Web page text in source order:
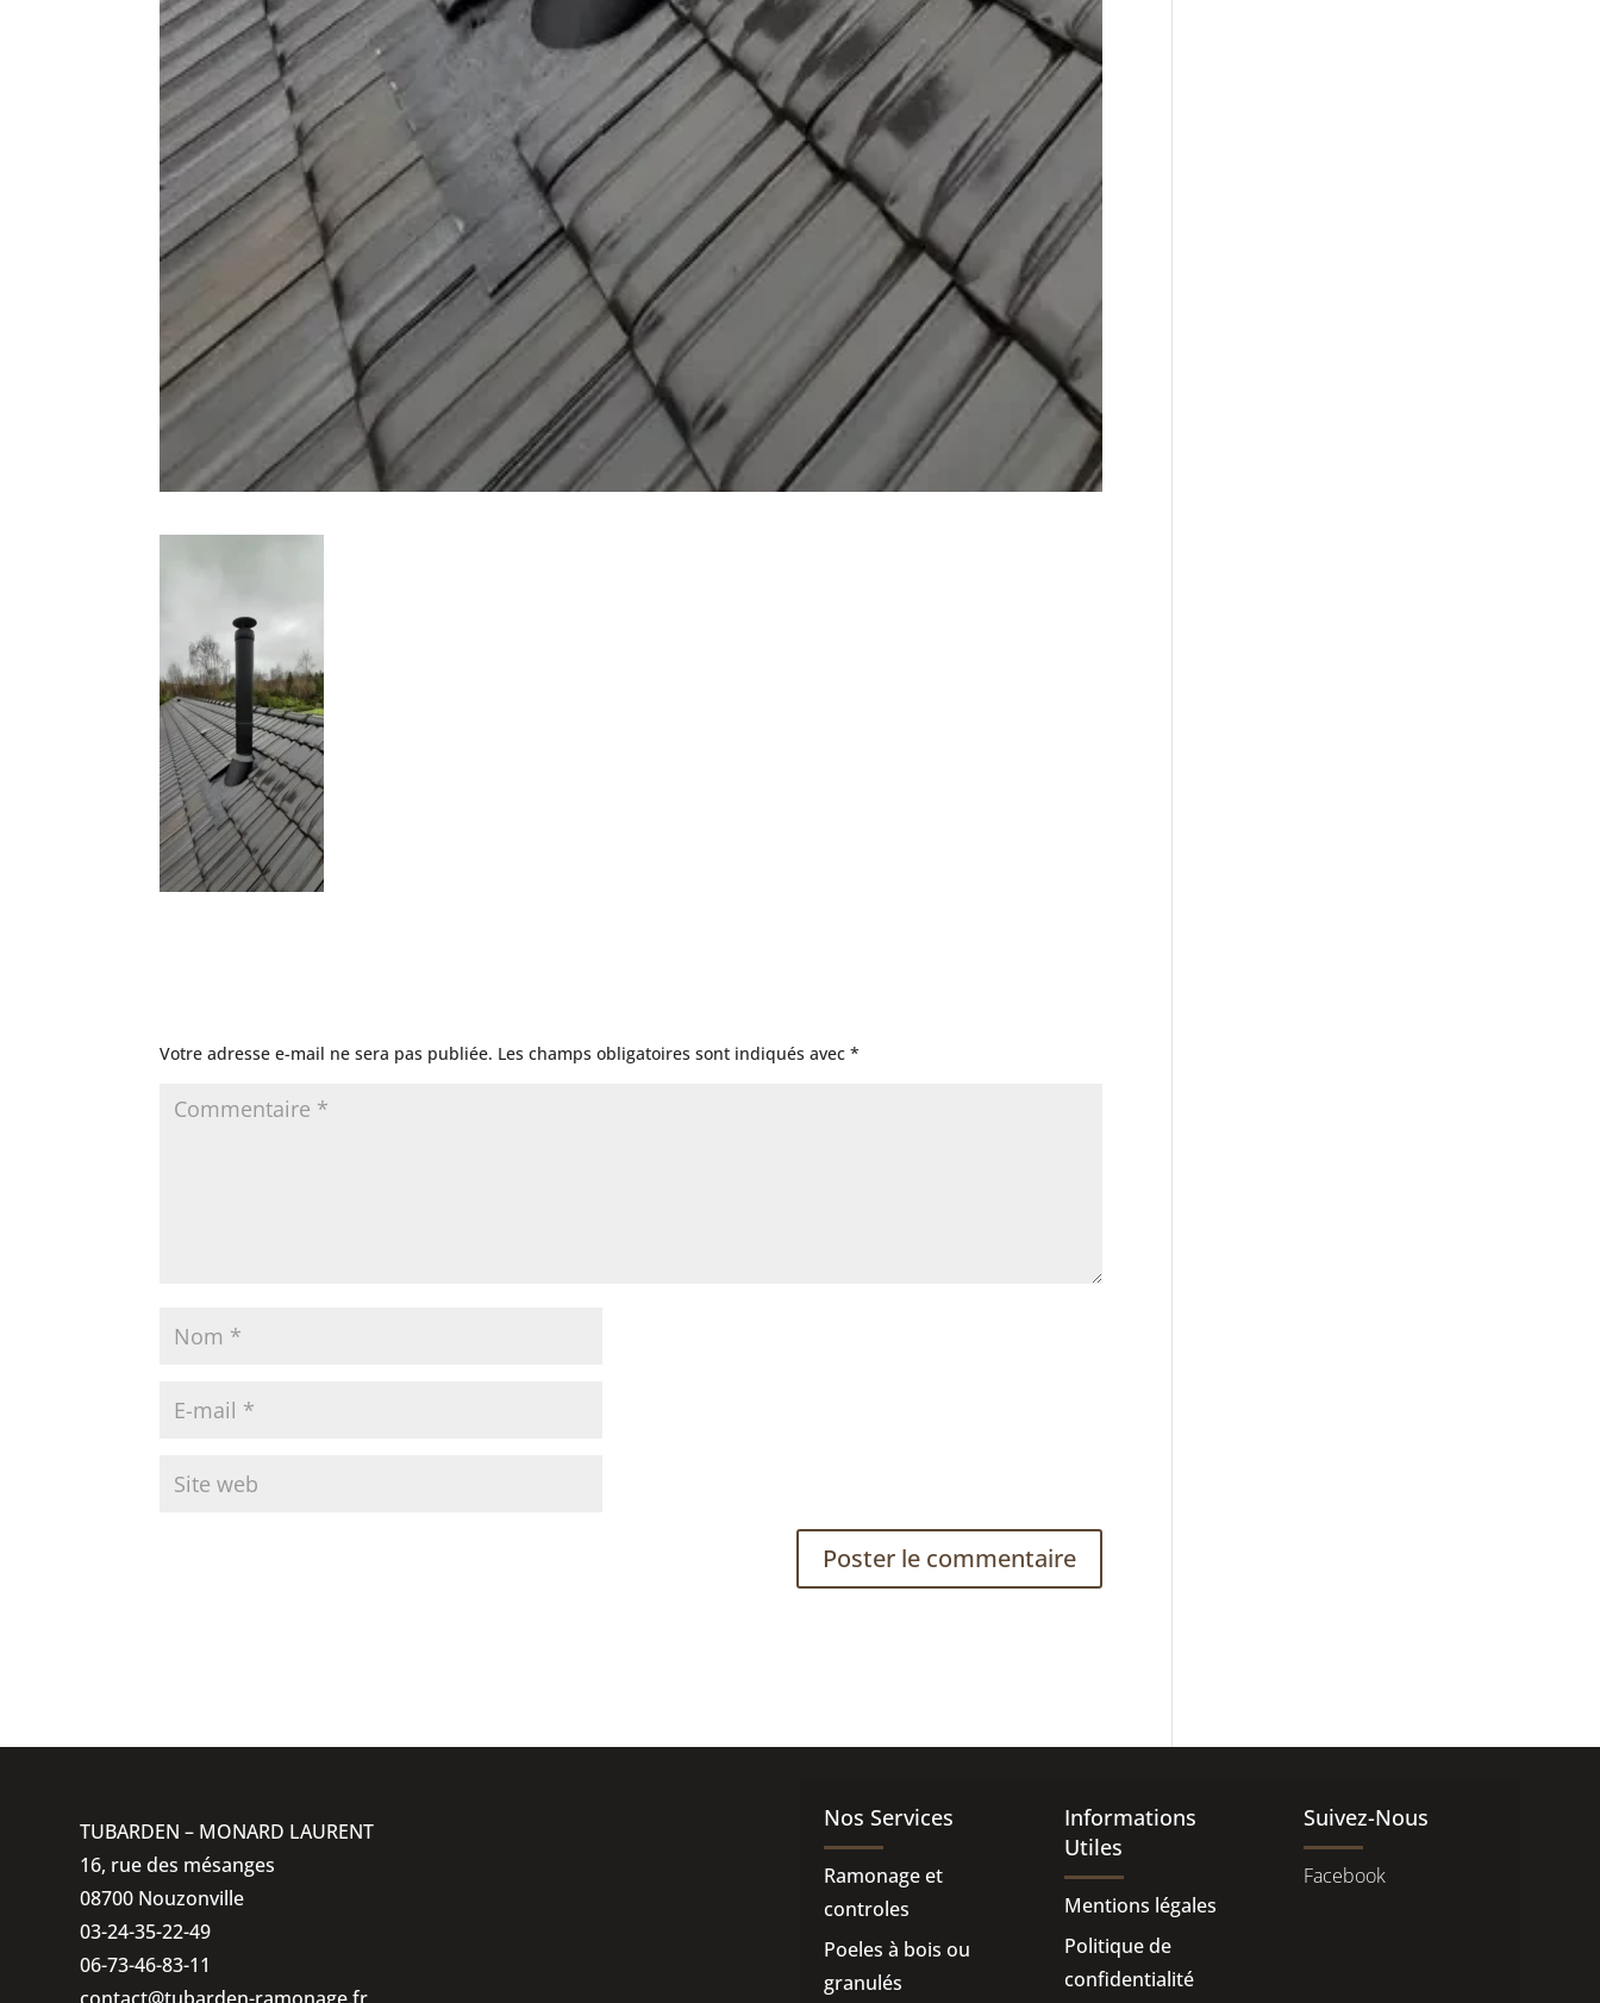
Votre adresse e-mail ne sera pas publiée. Les champs obligatoires sont indiqués avec*
TUBARDEN – MONARD LAURENT
16, rue des mésanges
08700 Nouzonville
03-24-35-22-49
06-73-46-83-11
Nos Services
Ramonage et
controles
Poeles à bois ou
granulés
Informations
Utiles
Mentions légales
Politique de
confidentialité
Suivez-Nous
Facebook